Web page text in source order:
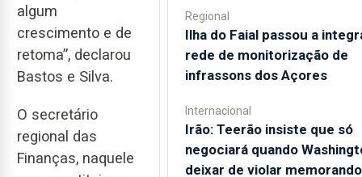
algum
crescimento e de
retoma”, declarou
Bastos e Silva.
O secretário
regional das
Finanças, naquele
Regional
Ilha do Faial passou a
rede de monitorização de
infrassons dos Açores
Internacional
Irão: Teerão insiste que só
negociará quando
deixar de violar